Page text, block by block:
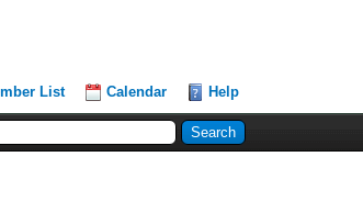
List Calendar Help